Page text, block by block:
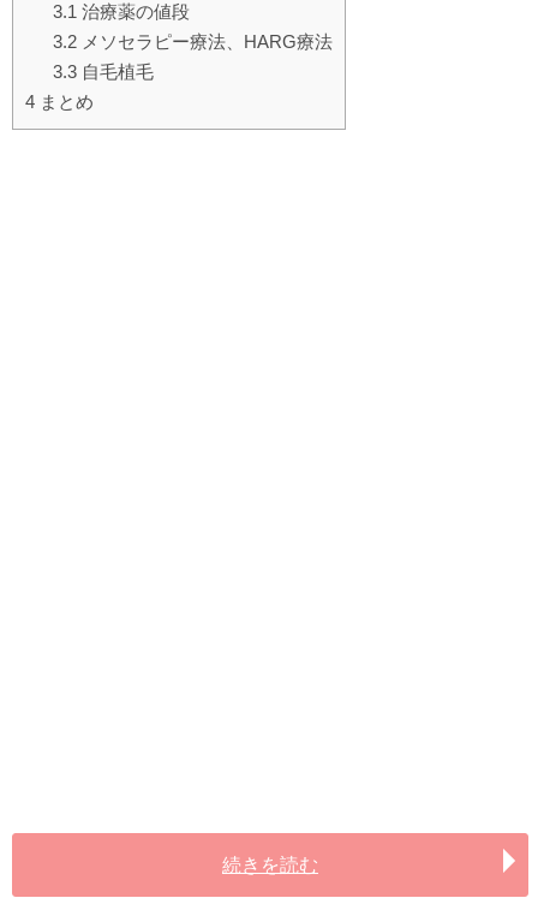
3.1 治療薬の値段
3.2メソセラピー療法、HARG療法
3.3自毛植毛
4 まとめ
続きを読む